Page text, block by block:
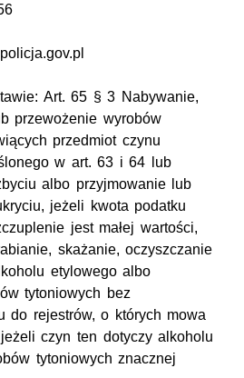
Art. 65 § 3 Nabywanie,
przewożenie wyrobów
przedmiot czynu
w art. 63 i 64 lub
albo przyjmowanie lub
jeżeli kwota podatku
jest małej wartości,
skażanie, oczyszczanie
etylowego albo
tytoniowych bez
do rejestrów, o których mowa
czyn ten dotyczy alkoholu
tytoniowych znacznej